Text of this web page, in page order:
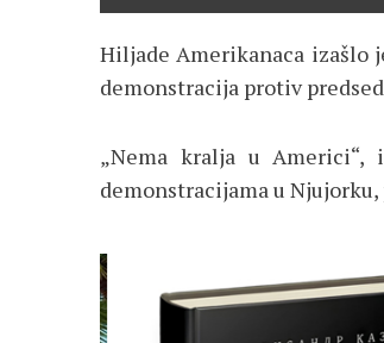
Hiljade Amerikanaca izašlo
demonstracija protiv
„Nema kralja u
demonstracijama u